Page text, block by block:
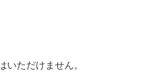
ただけません。